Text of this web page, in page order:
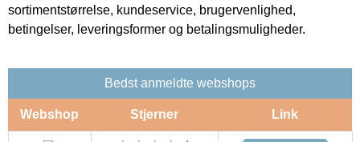
sortimentstørrelse, kundeservice, brugervenlighed,
betingelser, leveringsformer og betalingsmuligheder.
Bedst anmeldte webshops
Webshop Stjerner Link